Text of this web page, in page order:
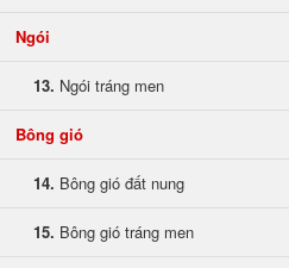
Ngói
13. Ngói tráng men
Bông gió
14. Bông gió đất nung
15. Bông gió tráng men